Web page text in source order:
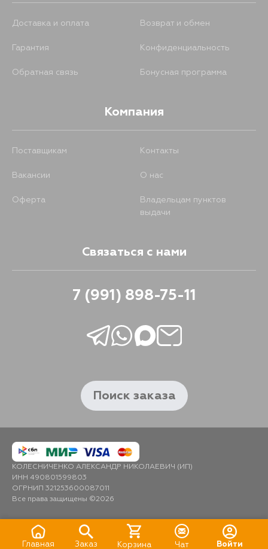
Доставка и оплата Возврат и обмен
Гарантия Конфиденциальность
Обратная связь Бонусная программа
Компания
Поставщикам Контакты
Вакансии О нас
Оферта
Владельцам пунктов
выдачи
Связаться с нами
7 (991) 898-75-11
Поиск заказа
КОЛЕСНИЧЕНКО АЛЕКСАНДР НИКОЛАЕВИЧ (ИП)
ИНН 490801599803
ОГРНИП 321253600087011
Все права защищены ©2026
Главная Заказ Корзина Чат Войти